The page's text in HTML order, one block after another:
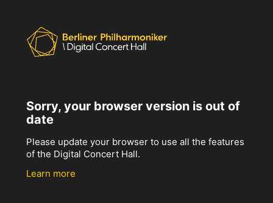
Sorry, your browser version is out of
date
Please update your browser to use all the features
of the Digital Concert Hall.
Learn more